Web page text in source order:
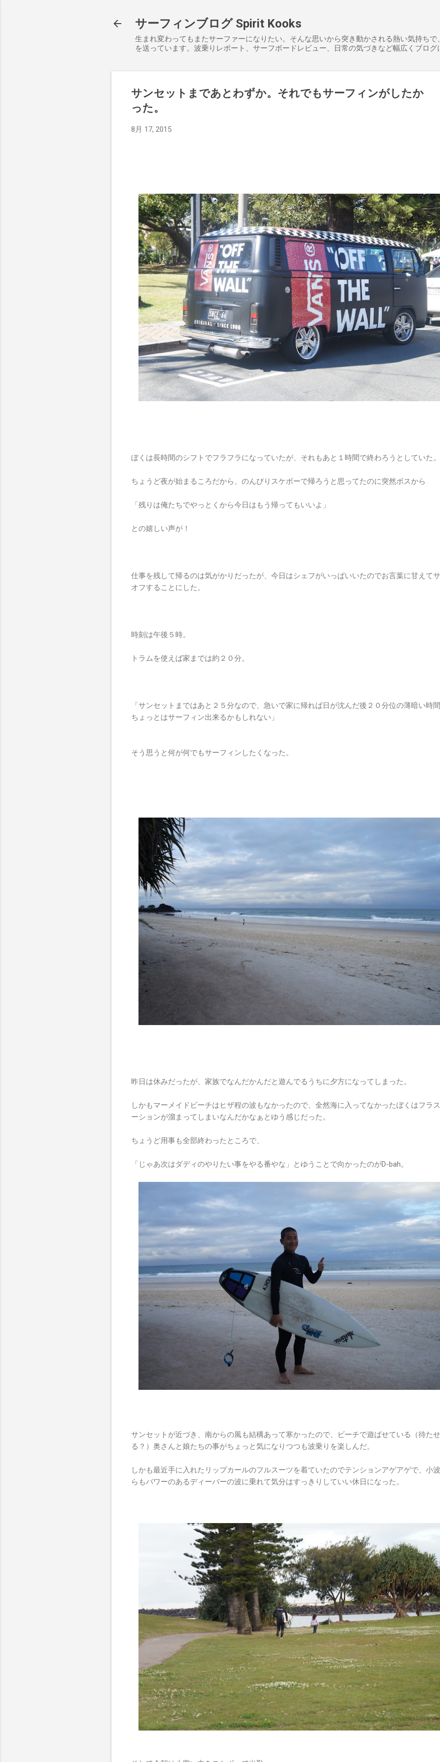
サーフィンブログ Spirit Kooks
生まれ変わってもまたサーファーになりたい。そんな思いから突き動かされる熱い気持ちで
を送っています。波乗りレポート、サーフボードレビュー、日常の気づきなど幅広くブログ
サンセットまであとわずか。それでもサーフィンがしたか
った。
8月 17, 2015
ぼくは長時間のシフトでフラフラになっていたが、それもあと１時間で終わろうとしていた。
ちょうど夜が始まるころだから、のんびりスケボーで帰ろうと思ってたのに突然ボスから
「残りは俺たちでやっとくから今日はもう帰ってもいいよ」
との嬉しい声が！
仕事を残して帰るのは気がかりだったが、今日はシェフがいっぱいいたのでお言葉に甘えて
オフすることにした。
時刻は午後５時。
トラムを使えば家までは約２０分。
「サンセットまではあと２５分なので、急いで家に帰れば日が沈んだ後２０分位の薄暗い時
ちょっとはサーフィン出来るかもしれない」
そう思うと何が何でもサーフィンしたくなった。
昨日は休みだったが、家族でなんだかんだと遊んでるうちに夕方になってしまった。
しかもマーメイドビーチはヒザ程の波もなかったので、全然海に入ってなかったぼくはフラ
ーションが溜まってしまいなんだかなぁとゆう感じだった。
ちょうど用事も全部終わったところで、
「じゃあ次はダディのやりたい事をやる番やな」とゆうことで向かったのがD-bah。
サンセットが近づき、南からの風も結構あって寒かったので、ビーチで遊ばせている（待た
る？）奥さんと娘たちの事がちょっと気になりつつも波乗りを楽しんだ。
しかも最近手に入れたリップカールのフルスーツを着ていたのでテンションアゲアゲで、小
らもパワーのあるディーバーの波に乗れて気分はすっきりしていい休日になった。